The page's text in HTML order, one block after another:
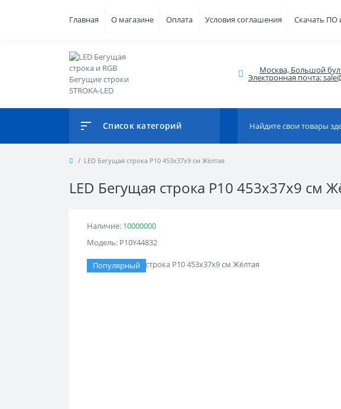
Главная О магазине Оплата Условия соглашения Скачать ПО
Москва, Большой
Электронная почта:
Список категорий
LED Бегущая строка Р10 453x37x9 см Жёлтая
LED Бегущая строка Р10 453x37x9 см
Наличие: 10000000
Модель: Р10Y44832
Популярный